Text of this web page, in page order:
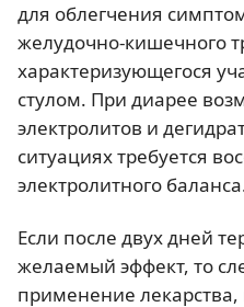
для облегчения
желудочно-кишечного
характеризующегося
стулом. При диарее
электролитов и
ситуациях требуется
электролитного
Если после двух дней
желаемый эффект, то
применение лекарства,